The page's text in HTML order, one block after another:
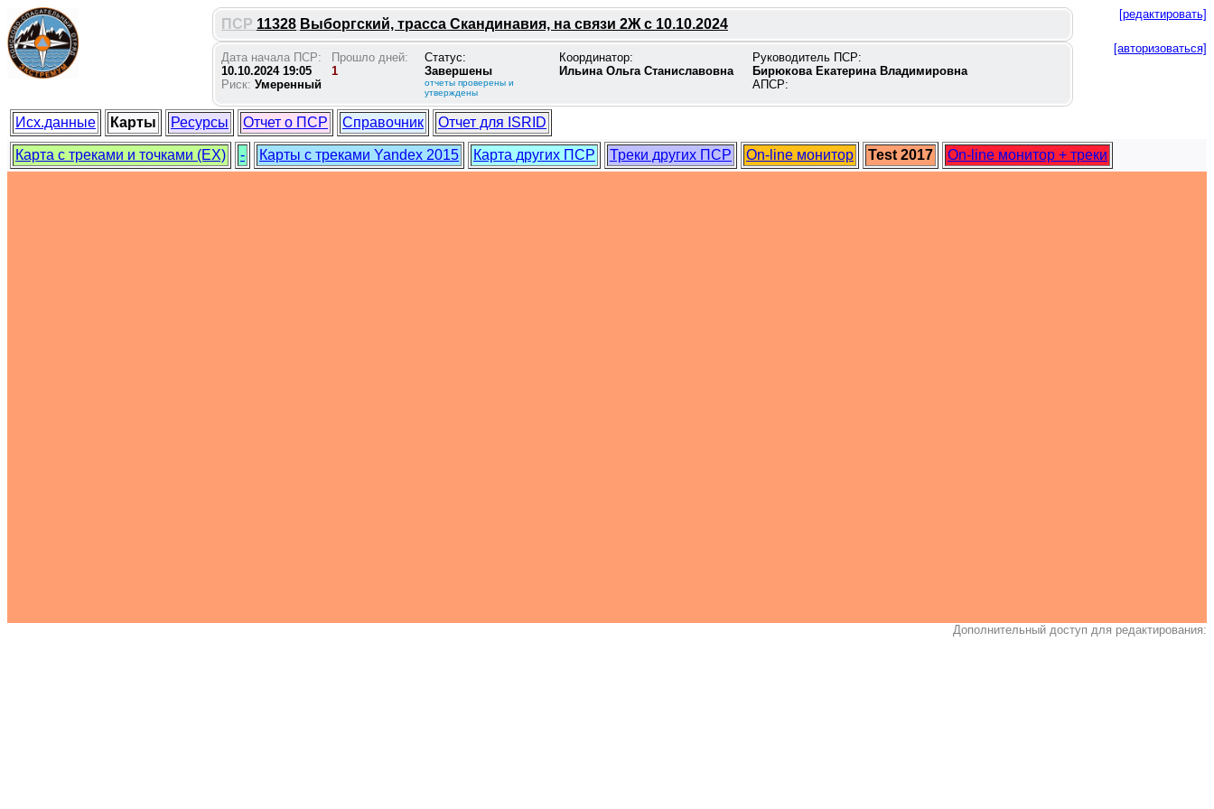
ПСР 11328 Выборгский, трасса Скандинавия, на связи 2Ж с 10.10.2024
[редактировать]
Дата начала ПСР:
10.10.2024 19:05
Риск: Умеренный
Прошло дней:
1
Статус:
Завершены
отчеты проверены и
утверждены
Координатор:
Ильина Ольга Станиславовна
Руководитель ПСР:
Бирюкова Екатерина Владимировна
АПСР:
[авторизоваться]
Исх.данные Карты Ресурсы Отчет о ПСР Справочник Отчет для ISRID
Карта с треками и точками (EX) - Карты с треками Yandex 2015 Карта других ПСР Треки других ПСР On-line монитор Test 2017 On-line монитор + треки
Дополнительный доступ для редактирования: